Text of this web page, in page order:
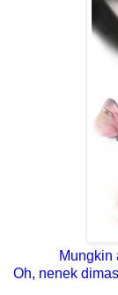
Mungkin
Oh, nenek